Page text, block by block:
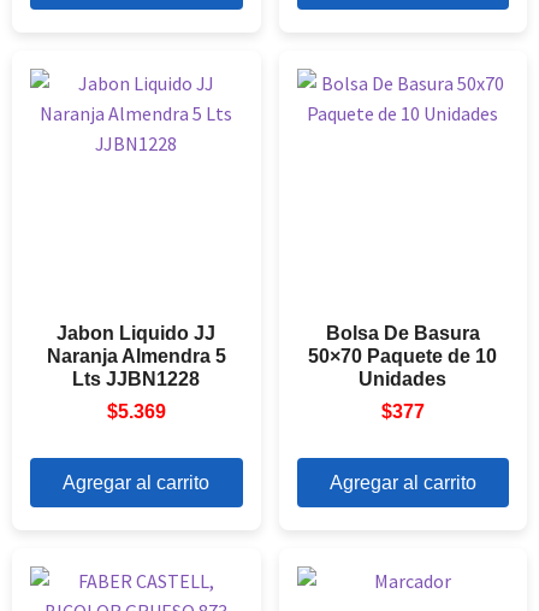
Jabon Liquido JJ
Naranja Almendra 5
Lts JJBN1228
$5.369
Agregar al carrito
Bolsa De Basura
50×70 Paquete de 10
Unidades
$377
Agregar al carrito